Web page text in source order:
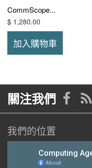
CommScope...
$ 1,280.00
加入購物車
關注我們
我們的位置